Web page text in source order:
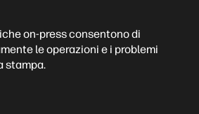
on-press consentono di
le operazioni e i problemi
stampa.